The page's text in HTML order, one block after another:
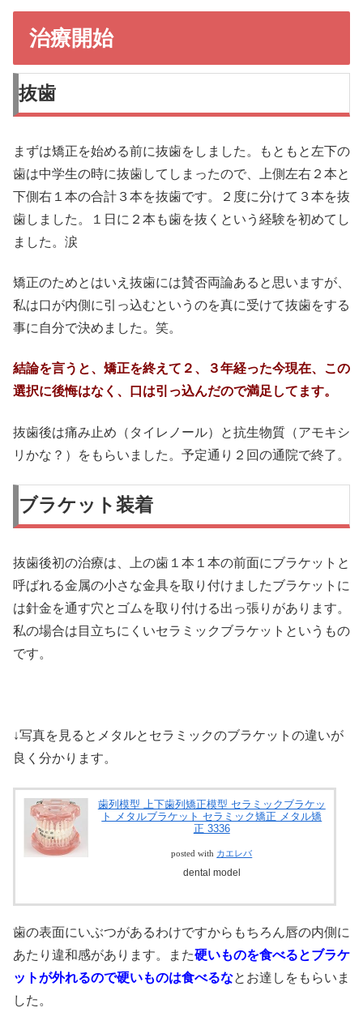
治療開始
抜歯
まずは矯正を始める前に抜歯をしました。もともと左下の
歯は中学生の時に抜歯してしまったので、上側左右２本と
下側右１本の合計３本を抜歯です。２度に分けて３本を抜
歯しました。１日に２本も歯を抜くという経験を初めてし
ました。涙
矯正のためとはいえ抜歯には賛否両論あると思いますが、
私は口が内側に引っ込むというのを真に受けて抜歯をする
事に自分で決めました。笑。
結論を言うと、矯正を終えて２、３年経った今現在、この
選択に後悔はなく、口は引っ込んだので満足してます。
抜歯後は痛み止め（タイレノール）と抗生物質（アモキシ
リかな？）をもらいました。予定通り２回の通院で終了。
ブラケット装着
抜歯後初の治療は、上の歯１本１本の前面にブラケットと
呼ばれる金属の小さな金具を取り付けましたブラケットに
は針金を通す穴とゴムを取り付ける出っ張りがあります。
私の場合は目立ちにくいセラミックブラケットというもの
です。
↓写真を見るとメタルとセラミックのブラケットの違いが
良く分かります。
歯列模型 上下歯列矯正模型 セラミックブラケッ
ト メタルブラケット セラミック矯正 メタル矯
正 3336
posted with カエレバ
dental model
歯の表面にいぶつがあるわけですからもちろん唇の内側に
あたり違和感があります。また硬いものを食べるとブラケ
ットが外れるので硬いものは食べるなとお達しをもらいま
した。